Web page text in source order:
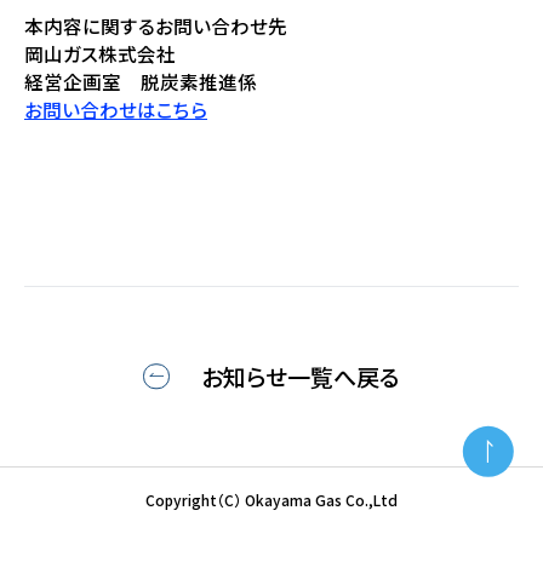
本内容に関するお問い合わせ先
岡山ガス株式会社
経営企画室 脱炭素推進係
お問い合わせはこちら
お知らせ一覧へ戻る
Copyright（C） Okayama Gas Co.,Ltd